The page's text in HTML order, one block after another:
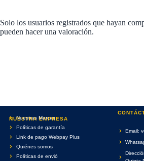
Solo los usuarios registrados que hayan
pueden hacer una valoración.
NUESTRA EMPRESA
Nuestras Marcas
Políticas de garantía
Link de pago Webpay Plus
Quiénes somos
Políticas de envió
Email: